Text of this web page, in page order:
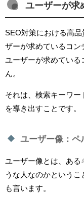
ユーザーが求
SEO対策における高
ザーが求めているコン
ユーザーが求めてい
ん。
それは、検索キーワ
を導き出すことです。
ユーザー像：ペ
ユーザー像とは、ある
うな人なのかというこ
も言います。